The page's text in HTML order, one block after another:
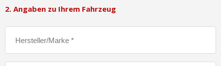
2. Angaben zu Ihrem Fahrzeug